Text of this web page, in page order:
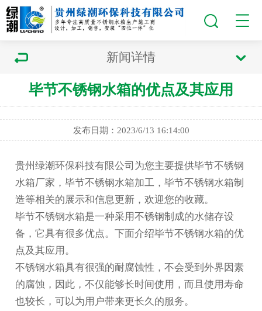
新闻详情
毕节不锈钢水箱的优点及其应用
发布日期：2023/6/13 16:14:00
贵州绿潮环保科技有限公司为您主要提供毕节不锈钢
水箱厂家 ，毕节不锈钢水箱加工，毕节不锈钢水箱制
造等相关的展示和信息更新，欢迎您的收藏。
毕节不锈钢水箱是一种采用不锈钢制成的水储存设
备，它具有很多优点。下面介绍毕节不锈钢水箱的优
点及其应用。
不锈钢水箱具有很强的耐腐蚀性，不会受到外界因素
的腐蚀，因此，不仅能够长时间使用，而且使用寿命
也较长，可以为用户带来更长久的服务。